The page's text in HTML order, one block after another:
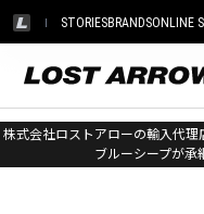
STORIESBRANDSONLINE
株式会社ロストアローの輸入代
ブルーシープが承
ホーム > シートゥサミット >